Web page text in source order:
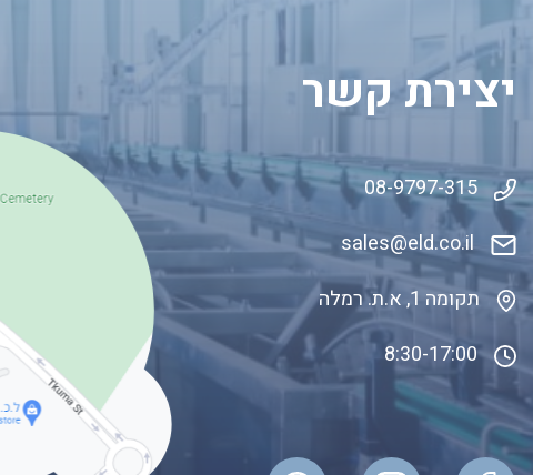
יצירת קשר
08-9797-315
sales@eld.co.il
תקומה 1, א.ת. רמלה
8:30-17:00